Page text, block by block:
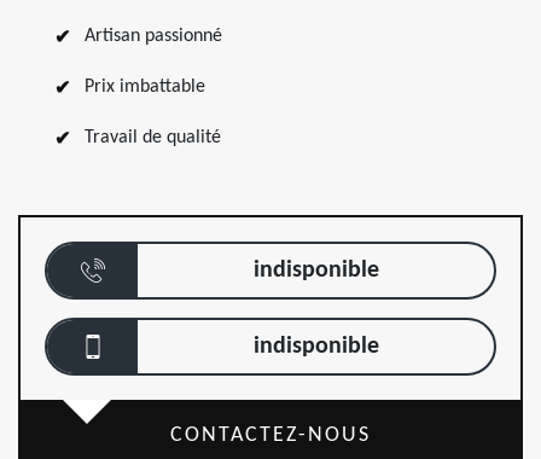
Artisan passionné
Prix imbattable
Travail de qualité
indisponible
indisponible
CONTACTEZ-NOUS